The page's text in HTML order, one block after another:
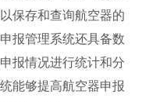
保存和查询航空器的
报管理系统还具备数
报情况进行统计和分
能够提高航空器申报